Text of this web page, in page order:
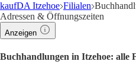
kaufDA Itzehoe Filialen
Adressen & Öffnungszeiten
Anzeigen
Buchhandlungen in Itzehoe: alle